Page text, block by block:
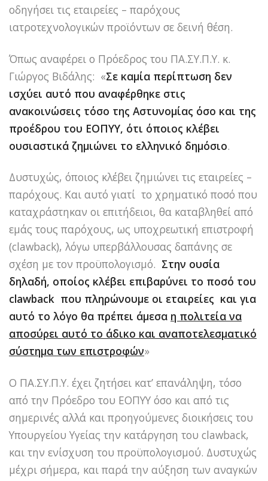
οδηγήσει τις εταιρείες – παρόχους
ιατροτεχνολογικών προϊόντων σε δεινή θέση.
Όπως αναφέρει ο Πρόεδρος του ΠΑ.ΣΥ.Π.Υ. κ.
Γιώργος Βιδάλης: «Σε καμία περίπτωση δεν
ισχύει αυτό που αναφέρθηκε στις
ανακοινώσεις τόσο της Αστυνομίας όσο και της
προέδρου του ΕΟΠΥΥ, ότι όποιος κλέβει
ουσιαστικά ζημιώνει το ελληνικό δημόσιο.
Δυστυχώς, όποιος κλέβει ζημιώνει τις εταιρείες –
παρόχους. Και αυτό γιατί το χρηματικό ποσό που
καταχράστηκαν οι επιτήδειοι, θα καταβληθεί από
εμάς τους παρόχους, ως υποχρεωτική επιστροφή
(clawback), λόγω υπερβάλλουσας δαπάνης σε
σχέση με τον προϋπολογισμό. Στην ουσία
δηλαδή, οποίος κλέβει επιβαρύνει το ποσό του
clawback που πληρώνουμε οι εταιρείες και για
αυτό το λόγο θα πρέπει άμεσα η πολιτεία να
αποσύρει αυτό το άδικο και αναποτελεσματικό
σύστημα των επιστροφών»
Ο ΠΑ.ΣΥ.Π.Υ. έχει ζητήσει κατ’ επανάληψη, τόσο
από την Πρόεδρο του ΕΟΠΥΥ όσο και από τις
σημερινές αλλά και προηγούμενες διοικήσεις του
Υπουργείου Υγείας την κατάργηση του clawback,
και την ενίσχυση του προϋπολογισμού. Δυστυχώς
μέχρι σήμερα, και παρά την αύξηση των αναγκών